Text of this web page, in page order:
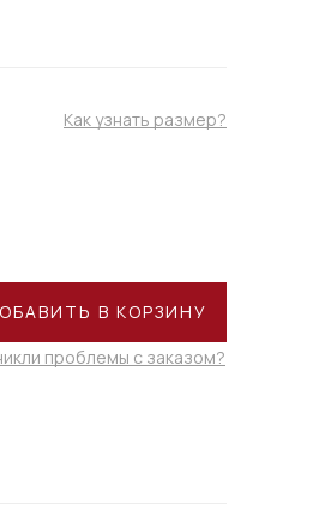
Как узнать размер?
В КОРЗИНУ
проблемы с заказом?